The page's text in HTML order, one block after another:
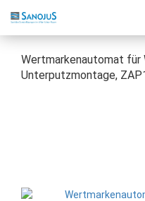
Wertmarkenautomat für
Unterputzmontage,